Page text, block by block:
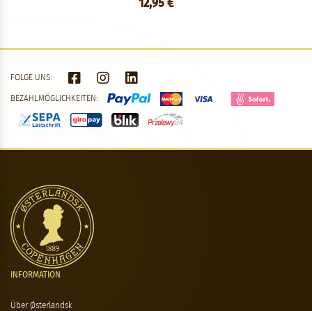
12,95 €
FOLGE UNS:
BEZAHLMÖGLICHKEITEN:
INFORMATION
Über Østerlandsk